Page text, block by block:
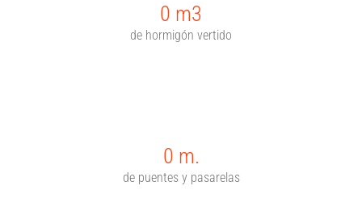
0 m3
de hormigón vertido
0 m.
de puentes y pasarelas